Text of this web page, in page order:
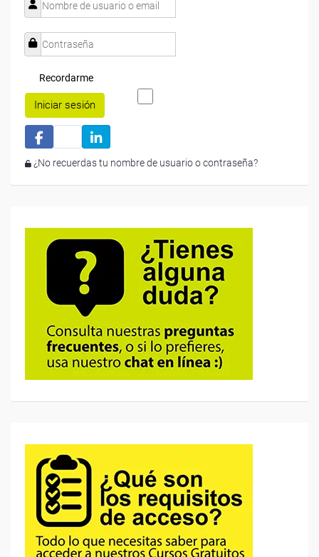
Recordarme
Iniciar sesión
¿No recuerdas tu nombre de usuario o contraseña?